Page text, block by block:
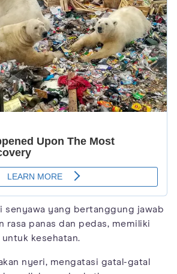
senyawa yang bertanggung jawab
rasa panas dan pedas, memiliki
kesehatan.
nyeri, mengatasi gatal-gatal